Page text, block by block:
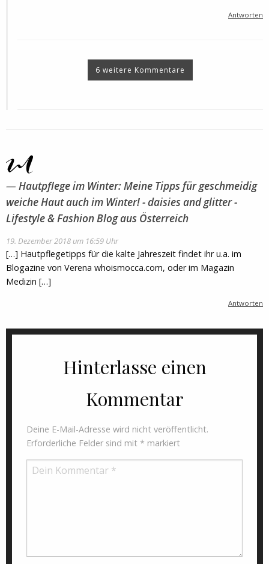
Antworten
6 weitere Kommentare
Hautpflege im Winter: Meine Tipps für geschmeidig
weiche Haut auch im Winter! - daisies and glitter -
Lifestyle & Fashion Blog aus Österreich
19. Dezember 2018 um 16:59 Uhr
[…] Hautpflegetipps für die kalte Jahreszeit findet ihr u.a. im
Blogazine von Verena whoismocca.com, oder im Magazin
Medizin […]
Antworten
Hinterlasse einen
Kommentar
Deine E-Mail-Adresse wird nicht veröffentlicht.
Erforderliche Felder sind mit * markiert